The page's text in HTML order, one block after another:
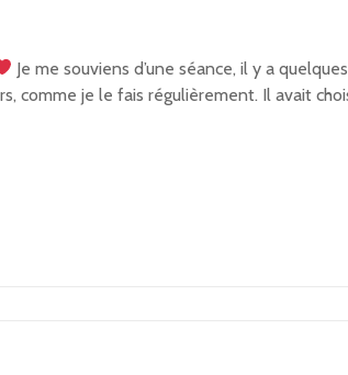
Je me souviens d’une séance, il y a
comme je le fais régulièrement. Il avait